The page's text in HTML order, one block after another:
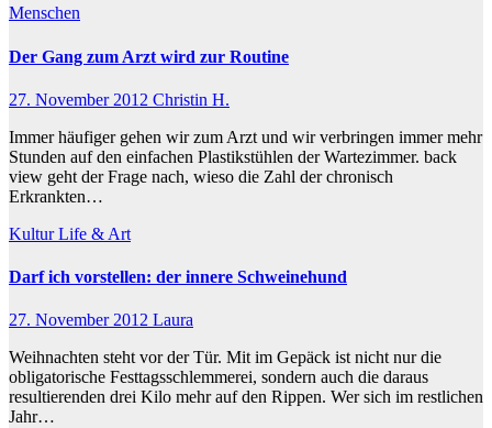
Menschen
Der Gang zum Arzt wird zur Routine
27. November 2012 Christin H.
Immer häufiger gehen wir zum Arzt und wir verbringen immer mehr
Stunden auf den einfachen Plastikstühlen der Wartezimmer. back
view geht der Frage nach, wieso die Zahl der chronisch
Erkrankten…
KulturLife & Art
Darf ich vorstellen: der innere Schweinehund
27. November 2012 Laura
Weihnachten steht vor der Tür. Mit im Gepäck ist nicht nur die
obligatorische Festtagsschlemmerei, sondern auch die daraus
resultierenden drei Kilo mehr auf den Rippen. Wer sich im restlichen
Jahr…